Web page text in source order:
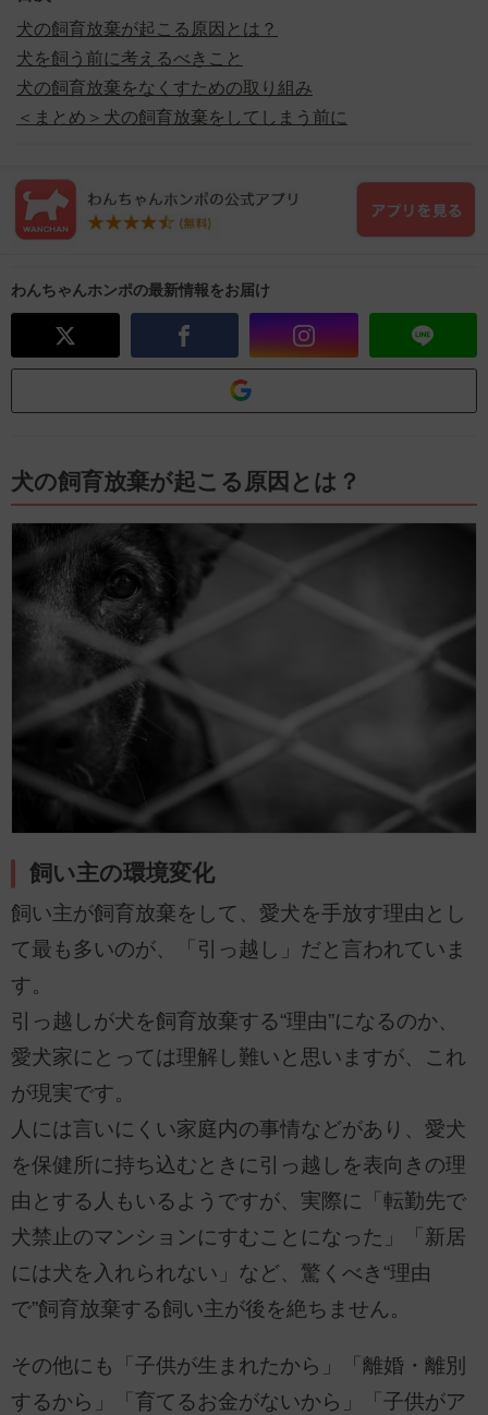
犬の飼育放棄が起こる原因とは？
犬を飼う前に考えるべきこと
犬の飼育放棄をなくすための取り組み
＜まとめ＞犬の飼育放棄をしてしまう前に
わんちゃんホンポの最新情報をお届け
犬の飼育放棄が起こる原因とは？
飼い主の環境変化
飼い主が飼育放棄をして、愛犬を手放す理由とし
て最も多いのが、「引っ越し」だと言われていま
す。
引っ越しが犬を飼育放棄する“理由”になるのか、
愛犬家にとっては理解し難いと思いますが、これ
が現実です。
人には言いにくい家庭内の事情などがあり、愛犬
を保健所に持ち込むときに引っ越しを表向きの理
由とする人もいるようですが、実際に「転勤先で
犬禁止のマンションにすむことになった」「新居
には犬を入れられない」など、驚くべき“理由
で”飼育放棄する飼い主が後を絶ちません。
その他にも「子供が生まれたから」「離婚・離別
するから」「育てるお金がないから」「子供がア